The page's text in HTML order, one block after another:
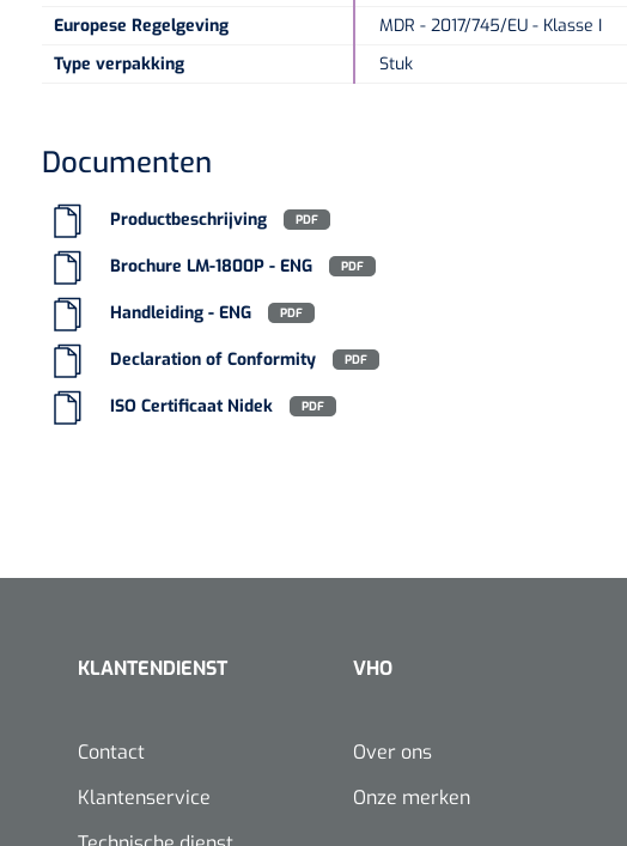
Europese Regelgeving
MDR - 2017/745/EU - Klasse I
Type verpakking
Stuk
Documenten
Productbeschrijving PDF
Brochure LM-1800P - ENG PDF
Handleiding - ENG PDF
Declaration of Conformity PDF
ISO Certificaat Nidek PDF
KLANTENDIENST
Contact
Klantenservice
VHO
Over ons
Onze merken